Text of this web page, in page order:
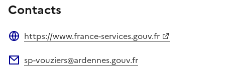
Contacts
https://www.france-services.gouv.fr
sp-vouziers@ardennes.gouv.fr